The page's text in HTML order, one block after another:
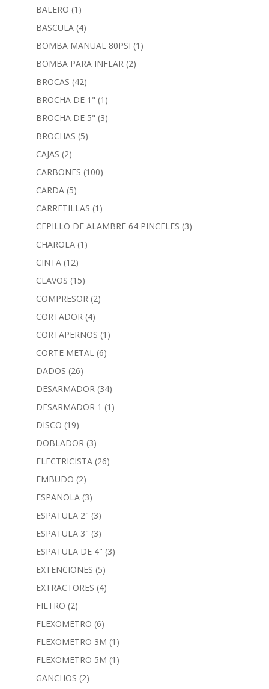
BALERO (1)
BASCULA (4)
BOMBA MANUAL 80PSI (1)
BOMBA PARA INFLAR (2)
BROCAS (42)
BROCHA DE 1" (1)
BROCHA DE 5" (3)
BROCHAS (5)
CAJAS (2)
CARBONES (100)
CARDA (5)
CARRETILLAS (1)
CEPILLO DE ALAMBRE 64 PINCELES (3)
CHAROLA (1)
CINTA (12)
CLAVOS (15)
COMPRESOR (2)
CORTADOR (4)
CORTAPERNOS (1)
CORTE METAL (6)
DADOS (26)
DESARMADOR (34)
DESARMADOR 1 (1)
DISCO (19)
DOBLADOR (3)
ELECTRICISTA (26)
EMBUDO (2)
ESPAÑOLA (3)
ESPATULA 2" (3)
ESPATULA 3" (3)
ESPATULA DE 4" (3)
EXTENCIONES (5)
EXTRACTORES (4)
FILTRO (2)
FLEXOMETRO (6)
FLEXOMETRO 3M (1)
FLEXOMETRO 5M (1)
GANCHOS (2)